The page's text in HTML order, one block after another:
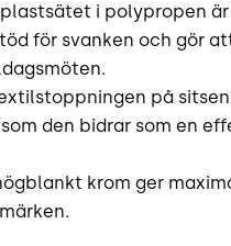
i polypropen
för svanken och gör
på
den bidrar som en
krom ger